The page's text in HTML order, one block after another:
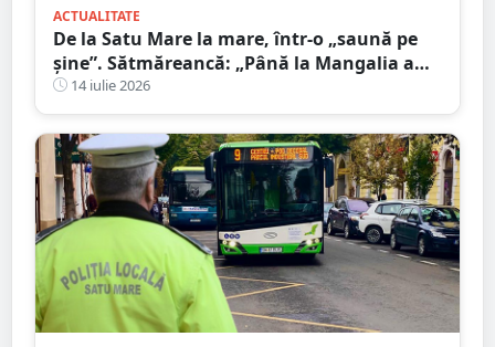
ACTUALITATE
De la Satu Mare la mare, într-o „saună pe
șine”. Sătmăreancă: „Până la Mangalia a
fost un calvar”
14 iulie 2026